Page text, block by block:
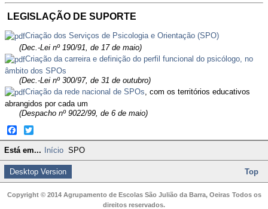
LEGISLAÇÃO DE SUPORTE
Criação dos Serviços de Psicologia e Orientação (SPO)
(Dec.-Lei nº 190/91, de 17 de maio)
Criação da carreira e definição do perfil funcional do psicólogo, no
âmbito dos SPOs
(Dec.-Lei nº 300/97, de 31 de outubro)
Criação da rede nacional de SPOs , com os territórios educativos
abrangidos por cada um
(Despacho nº 9022/99, de 6 de maio)
Facebook
Twitter
Está em... Início SPO
Desktop Version Top
Copyright © 2014 Agrupamento de Escolas São Julião da Barra, Oeiras Todos os
direitos reservados.